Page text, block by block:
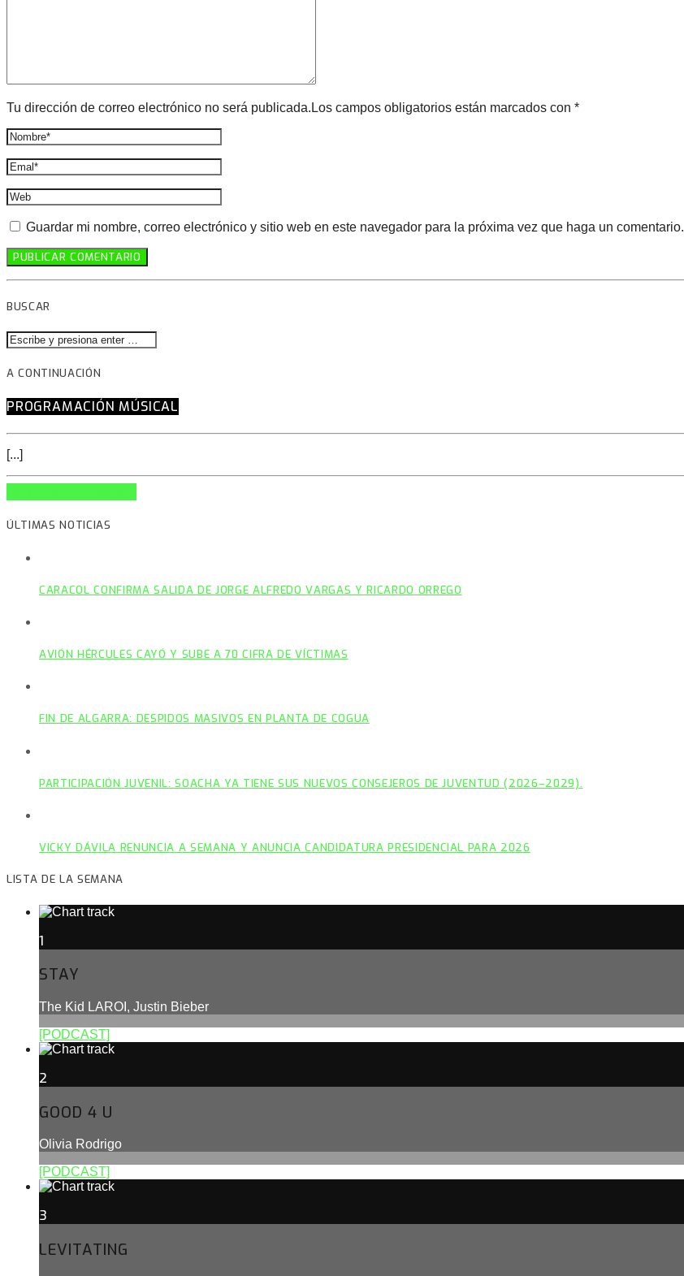
Tu dirección de correo electrónico no será publicada.Los campos obligatorios están marcados con *
Guardar mi nombre, correo electrónico y sitio web en este navegador para la próxima vez que haga un comentario.
BUSCAR
A CONTINUACIÓN
PROGRAMACIÓN MÚSICAL
[...]
ÚLTIMAS NOTICIAS
CARACOL CONFIRMA SALIDA DE JORGE ALFREDO VARGAS Y RICARDO ORREGO
AVIÓN HÉRCULES CAYÓ Y SUBE A 70 CIFRA DE VÍCTIMAS
FIN DE ALGARRA: DESPIDOS MASIVOS EN PLANTA DE COGUA
PARTICIPACIÓN JUVENIL: SOACHA YA TIENE SUS NUEVOS CONSEJEROS DE JUVENTUD (2026–2029).
VICKY DÁVILA RENUNCIA A SEMANA Y ANUNCIA CANDIDATURA PRESIDENCIAL PARA 2026
LISTA DE LA SEMANA
1
STAY
The Kid LAROI, Justin Bieber
[PODCAST]
2
GOOD 4 U
Olivia Rodrigo
[PODCAST]
3
LEVITATING